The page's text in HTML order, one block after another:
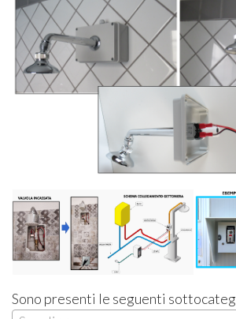
Sono presenti le seguenti